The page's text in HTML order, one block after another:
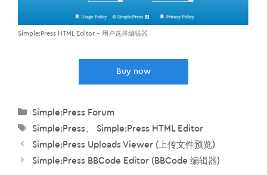
Simple:Press HTML Editor – 用户选择编辑器
Buy now
分
类
Simple:Press Forum
标
签
Simple:Press
Simple:Press HTML Editor
Simple:Press Uploads Viewer (上传文件预览)
Simple:Press BBCode Editor (BBCode 编辑器)